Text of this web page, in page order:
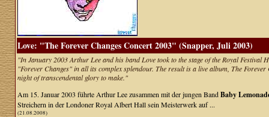
Love: "The Forever Changes Concert 2003" (Snapper, Juli 2003)
"In January 2003 Arthur Lee and his band Love took to the stage of the Royal
"Forever Changes" in all its complex splendour. The result is a live album, The
night of transcendental glory to make."
Am 15. Januar 2003 führte Arthur Lee zusammen mit der jungen BandBaby
Streichern in der Londoner Royal Albert Hall sein Meisterwerk auf ...
(21.08.2008)